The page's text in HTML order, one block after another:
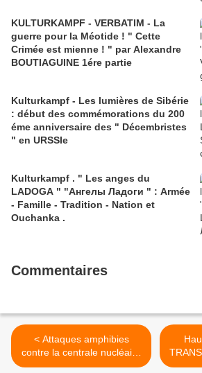
KULTURKAMPF - VERBATIM - La
guerre pour la Méotide ! " Cette
Crimée est mienne ! " par Alexandre
BOUTIAGUINE 1ére partie
Kulturkampf - Les lumières de Sibérie
: début des commémorations du 200
éme anniversaire des " Décembristes
" en URSSIe
Kulturkampf . " Les anges du
LADOGA " "Ангелы Ладоги " : Armée
- Famille - Tradition - Nation et
Ouchanka .
Commentaires
< Attaques amphibies
contre la centrale nucléaire
de ZAPORIJIA : Ice Station